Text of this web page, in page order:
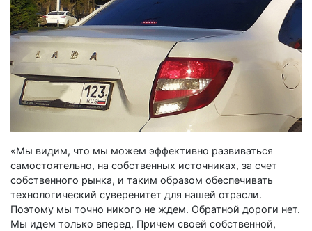
«Мы видим, что мы можем эффективно развиваться
самостоятельно, на собственных источниках, за счет
собственного рынка, и таким образом обеспечивать
технологический суверенитет для нашей отрасли.
Поэтому мы точно никого не ждем. Обратной дороги нет.
Мы идем только вперед. Причем своей собственной,